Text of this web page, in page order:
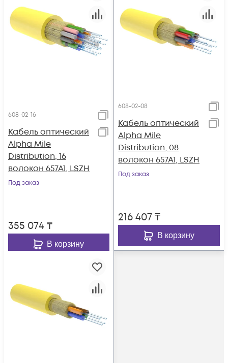
608-02-16
Кабель оптический
Alpha Mile
Distribution, 16
волокон 657A1, LSZH
Под заказ
355 074₸
В корзину
608-02-08
Кабель оптический
Alpha Mile
Distribution, 08
волокон 657A1, LSZH
Под заказ
216 407₸
В корзину